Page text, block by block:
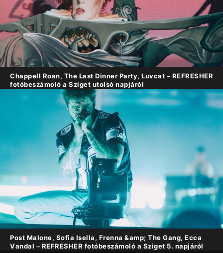
Chappell Roan, The Last Dinner Party, Luvcat – REFRESHER
fotóbeszámoló a Sziget utolsó napjáról
Post Malone, Sofia Isella, Frenna &amp; The Gang, Ecca
Vandal – REFRESHER fotóbeszámoló a Sziget 5. napjáról